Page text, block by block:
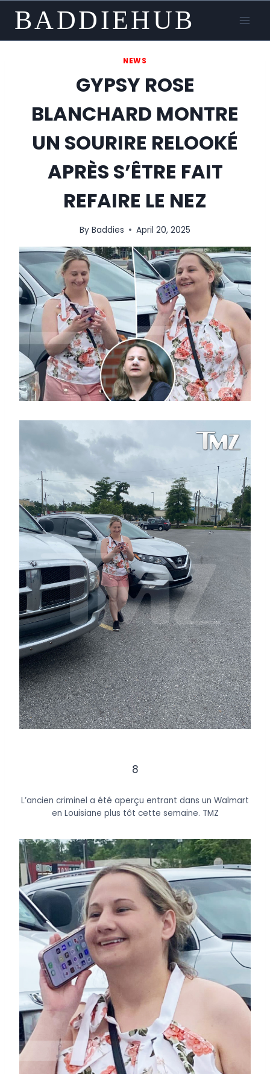
content
BADDIEHUB
NEWS
GYPSY ROSE
BLANCHARD MONTRE
UN SOURIRE RELOOKÉ
APRÈS S’ÊTRE FAIT
REFAIRE LE NEZ
By Baddies April 20, 2025
8
L’ancien criminel a été aperçu entrant dans un Walmart
en Louisiane plus tôt cette semaine. TMZ